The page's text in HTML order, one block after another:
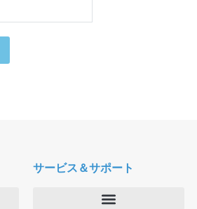
サービス＆サポート